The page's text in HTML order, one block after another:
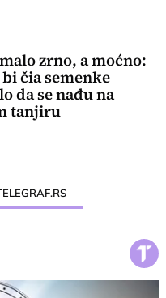
zrno, a moćno:
bi čia semenke
da se nađu na
tanjiru